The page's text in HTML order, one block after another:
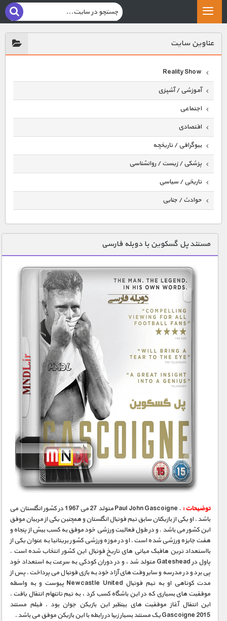
عناوين سايت
Reality Show
آموزشی / آشپزی
اجتماعی
اقتصادی
بیوگرافی / تاریخچه
پزشکی / زیست / روانشناسی
تاریخی / سیاسی
حوادث / جنایی
دنیای خوراکی ها
زمین شناسی / محیط زیست
سازه/ معماری/ مهندسی
سرگرمی
شناخت کودکان
طبیعت
علم و فناوری
فرهنگ / هنر
کیهان / نجوم
گردشگری
ماورایی
مسابقات / ورزشی
مستند های اختصاصی
مستند پل گسکوین با دوبله فارسی
توضیحات :
. Paul John Gascoigne متولد 27 می 1967 در کشور انگلستان می
باشد . او یکی از بازیکنان سابق تیم فوتبال انگلستان و همچنین یکی از مربیان موفق
این کشور می باشد . و در طول فعالیت ورزشی خود موفق به کسب بیش از پنجاه و
هفت جایزه ورزشی شده است . او در موزه ورزشی کشور بریتانیا به عنوان یکی از
بااستعداد ترین هافبک میانی های تاریخ فوتبال این کشور انتخاب شده است .
پاول در Gateshead متولد شد ، و در دوران کودکی به سرعت به استعداد خود
پی برد و در مدرسه و سایر وقت های آزاد خود به بازی فوتبال می پرداخت . پس از
مدت کوتاهی او به تیم فوتبال Newcastle United پیوست و به واسطه
موفقیت های بسیاری که در این باشگاه کسب کرد ، به تیم تاتنهام انتقال یافت .
این انتقال آغاز موفقیت های بینظیر این بازیکن جوان بود . فیلم مستند
Gascoigne 2015 یک مستند بسیار زیبا در رابطه با این بازیکن موفق می باشد .